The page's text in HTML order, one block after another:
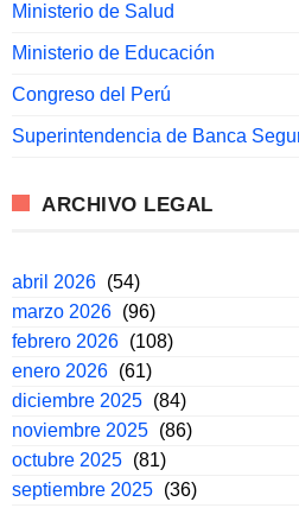
Ministerio de Salud
Ministerio de Educación
Congreso del Perú
Superintendencia de Banca
ARCHIVO LEGAL
abril 2026 (54)
marzo 2026 (96)
febrero 2026 (108)
enero 2026 (61)
diciembre 2025 (84)
noviembre 2025 (86)
octubre 2025 (81)
septiembre 2025 (36)